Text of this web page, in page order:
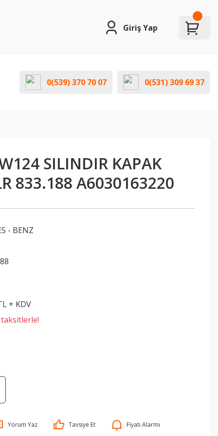
Giriş Yap
0(539) 370 70 07 0(531) 309 69 37
SILINDIR KAPAK
833.188 A6030163220
- BENZ
+ KDV
Yorum Yaz Tavsiye Et Fiyatı Alarmı